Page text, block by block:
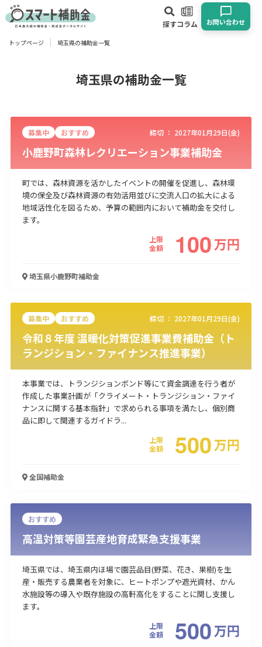
探すコラム お問い合わせ
対象
業種
物流・運輸業 製造業 情報通信業 卸売･小売業
飲食業
使い道
経営改善・経営強化 販路拡大 海外展開 設備投資
IT導入
人材採用・雇用
人材育成・福利厚生
特許・知的財産
起業・創業
事業承継 災害・被災者支援
コロナ関連
環境・省エネ
テレワーク
トップページ 埼玉県の補助金一覧
埼玉県の補助金一覧
募集中 おすすめ 締切 ： 2027年01月29日(金)
小鹿野町森林レクリエーション事業補助金
町では、森林資源を活かしたイベントの開催を促進し、森林環
境の保全及び森林資源の有効活用並びに交流人口の拡大による
地域活性化を図るため、予算の範囲内において補助金を交付し
ます。
上限
金額
100万円
埼玉県小鹿野町補助金
募集中 おすすめ 締切 ： 2027年01月29日(金)
令和８年度 温暖化対策促進事業費補助金（ト
ランジション・ファイナンス推進事業）
本事業では、トランジションボンド等にて資金調達を行う者が
作成した事業計画が「クライメート・トランジション・ファイ
ナンスに関する基本指針」で求められる事項を満たし、個別商
品に即して関連するガイドラ...
上限
金額
500万円
全国補助金
おすすめ
高温対策等園芸産地育成緊急支援事業
埼玉県では、埼玉県内ほ場で園芸品目(野菜、花き、果樹)を生
産・販売する農業者を対象に、ヒートポンプや遮光資材、かん
水施設等の導入や既存施設の高軒高化をすることに関し支援し
ます。
上限
金額
500万円